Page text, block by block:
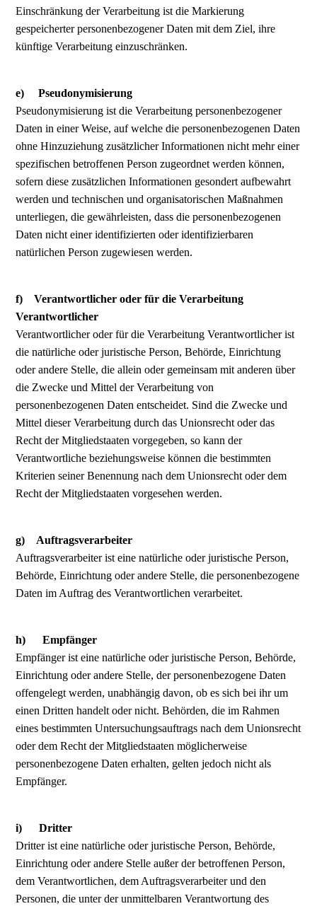
Einschränkung der Verarbeitung ist die Markierung
gespeicherter personenbezogener Daten mit dem Ziel, ihre
künftige Verarbeitung einzuschränken.
e) Pseudonymisierung
Pseudonymisierung ist die Verarbeitung personenbezogener
Daten in einer Weise, auf welche die personenbezogenen Daten
ohne Hinzuziehung zusätzlicher Informationen nicht mehr einer
spezifischen betroffenen Person zugeordnet werden können,
sofern diese zusätzlichen Informationen gesondert aufbewahrt
werden und technischen und organisatorischen Maßnahmen
unterliegen, die gewährleisten, dass die personenbezogenen
Daten nicht einer identifizierten oder identifizierbaren
natürlichen Person zugewiesen werden.
f) Verantwortlicher oder für die Verarbeitung
Verantwortlicher
Verantwortlicher oder für die Verarbeitung Verantwortlicher ist
die natürliche oder juristische Person, Behörde, Einrichtung
oder andere Stelle, die allein oder gemeinsam mit anderen über
die Zwecke und Mittel der Verarbeitung von
personenbezogenen Daten entscheidet. Sind die Zwecke und
Mittel dieser Verarbeitung durch das Unionsrecht oder das
Recht der Mitgliedstaaten vorgegeben, so kann der
Verantwortliche beziehungsweise können die bestimmten
Kriterien seiner Benennung nach dem Unionsrecht oder dem
Recht der Mitgliedstaaten vorgesehen werden.
g) Auftragsverarbeiter
Auftragsverarbeiter ist eine natürliche oder juristische Person,
Behörde, Einrichtung oder andere Stelle, die personenbezogene
Daten im Auftrag des Verantwortlichen verarbeitet.
h) Empfänger
Empfänger ist eine natürliche oder juristische Person, Behörde,
Einrichtung oder andere Stelle, der personenbezogene Daten
offengelegt werden, unabhängig davon, ob es sich bei ihr um
einen Dritten handelt oder nicht. Behörden, die im Rahmen
eines bestimmten Untersuchungsauftrags nach dem Unionsrecht
oder dem Recht der Mitgliedstaaten möglicherweise
personenbezogene Daten erhalten, gelten jedoch nicht als
Empfänger.
i) Dritter
Dritter ist eine natürliche oder juristische Person, Behörde,
Einrichtung oder andere Stelle außer der betroffenen Person,
dem Verantwortlichen, dem Auftragsverarbeiter und den
Personen, die unter der unmittelbaren Verantwortung des